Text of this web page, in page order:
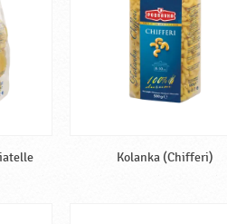
Kolanka (Chifferi)